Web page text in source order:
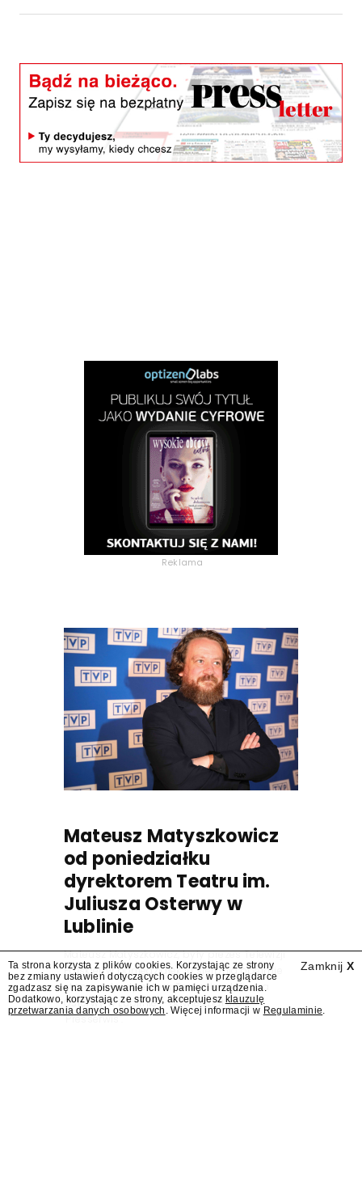
Reklama
Mateusz Matyszkowicz
od poniedziałku
dyrektorem Teatru im.
Juliusza Osterwy w
Lublinie
Mateusz Matyszkowicz, były prezes Telewizji
Polskiej, w poniedziałek 10 sierpnia obejmie
stanowisko dyrektora Teatru im. Juliusza
Osterwy w Lublinie – dowiedział się
"Presserwis".
Zamknij X
Ta strona korzysta z plików cookies. Korzystając ze strony
bez zmiany ustawień dotyczących cookies w przeglądarce
zgadzasz się na zapisywanie ich w pamięci urządzenia.
Dodatkowo, korzystając ze strony, akceptujesz klauzulę
przetwarzania danych osobowych . Więcej informacji w Regulaminie.